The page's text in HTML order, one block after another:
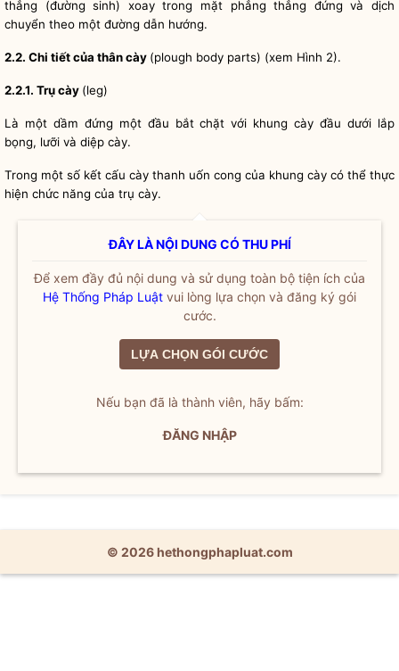
thẳng (đường sinh) xoay trong mặt phẳng thẳng đứng và dịch
chuyển theo một đường dẫn hướng.
2.2. Chi tiết của thân cày (plough body parts) (xem Hình 2).
2.2.1. Trụ cày (leg)
Là một dầm đứng một đầu bắt chặt với khung cày đầu dưới lắp
bọng, lưỡi và diệp cày.
Trong một số kết cấu cày thanh uốn cong của khung cày có thể thực
hiện chức năng của trụ cày.
ĐÂY LÀ NỘI DUNG CÓ THU PHÍ
Để xem đầy đủ nội dung và sử dụng toàn bộ tiện ích của
Hệ Thống Pháp Luật vui lòng lựa chọn và đăng ký gói
cước.
LỰA CHỌN GÓI CƯỚC
Nếu bạn đã là thành viên, hãy bấm:
ĐĂNG NHẬP
© 2026 hethongphapluat.com